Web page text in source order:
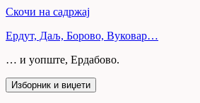
Скочи на садржај
Ердут, Даљ, Борово, Вуковар…
… и уопште, Ердабово.
Изборник и виџети